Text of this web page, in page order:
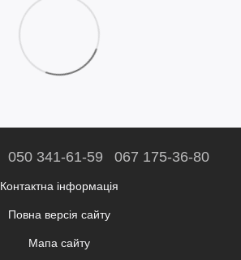
050 341-61-59 067 175-36-80
Контактна інформація
Повна версія сайту
Мапа сайту